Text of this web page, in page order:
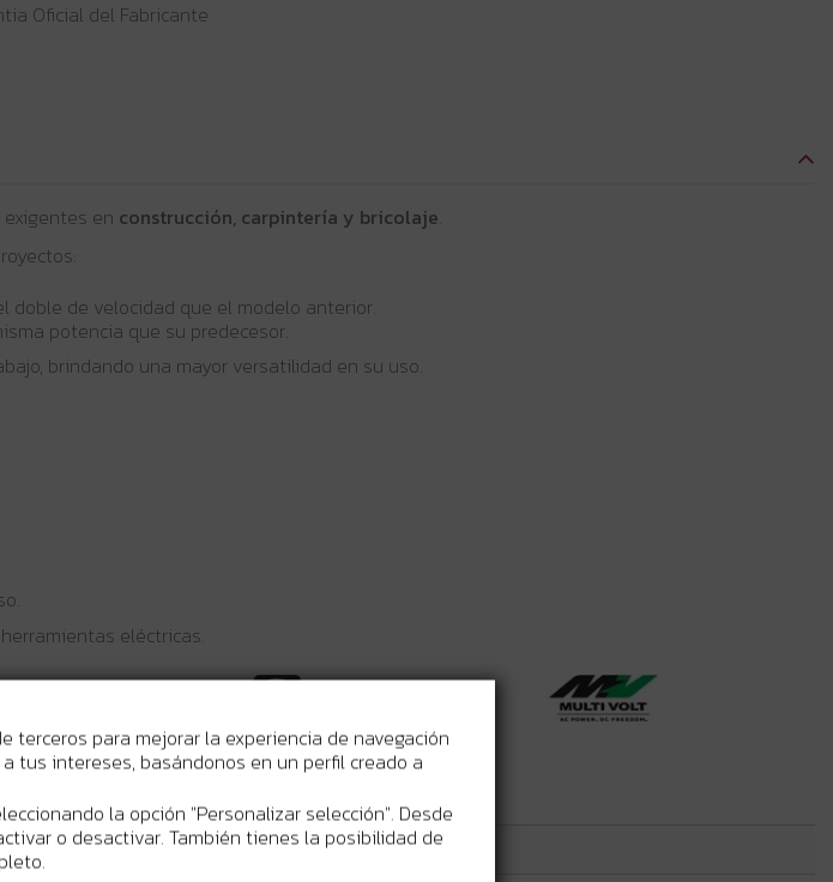
Oficial del Fabricante
en construcción, carpintería y bricolaje.
doble de velocidad que el modelo anterior.
potencia que su predecesor.
brindando una mayor versatilidad en su uso.
eléctricas.
terceros para mejorar la experiencia de navegación
tus intereses, basándonos en un perfil creado a
la opción "Personalizar selección". Desde
o desactivar. También tienes la posibilidad de